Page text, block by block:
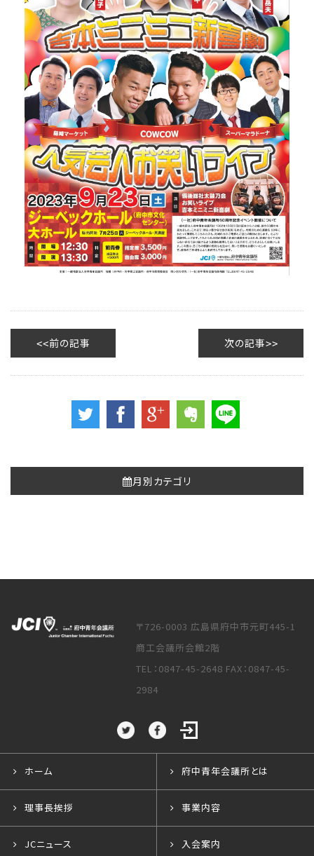
前の記事 次の記事
月別カテゴリ
〒726-0003 広島県府中市元町445-1
商工会議所会館2階
TEL：0847-45-2648 FAX：0847-45-
2984
ホーム 府中青年会議所とは
理事長挨拶 事業内容
JCニュース 入会案内